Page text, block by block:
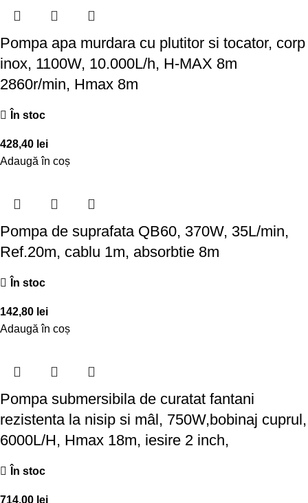
Pompa apa murdara cu plutitor si tocator, corp
inox, 1100W, 10.000L/h, H-MAX 8m
2860r/min, Hmax 8m
În stoc
428,40 lei
Adaugă în coș
Pompa de suprafata QB60, 370W, 35L/min,
Ref.20m, cablu 1m, absorbtie 8m
În stoc
142,80 lei
Adaugă în coș
Pompa submersibila de curatat fantani
rezistenta la nisip si mâl, 750W,bobinaj cuprul,
6000L/H, Hmax 18m, iesire 2 inch,
În stoc
714,00 lei